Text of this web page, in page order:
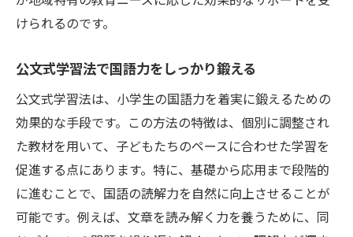
けられるのです。
公文式学習法で国語力をしっかり鍛える
公文式学習法は、小学生の国語力を着実に鍛えるための
効果的な手段です。この方法の特徴は、個別に調整され
た教材を用いて、子どもたちのペースに合わせた学習を
促進する点にあります。特に、基礎から応用まで段階的
に進むことで、国語の読解力を自然に向上させることが
可能です。例えば、文章を読み解く力を養うために、同